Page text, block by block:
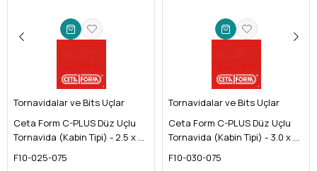
Tornavidalar ve Bits Uçlar
Ceta Form C-PLUS Düz Uçlu
Tornavida (Kabin Tipi) - 2.5 x 75
F10-025-075
Tornavidalar ve Bits Uçlar
Ceta Form C-PLUS Düz Uçlu
Tornavida (Kabin Tipi) - 3.0 x 75
F10-030-075